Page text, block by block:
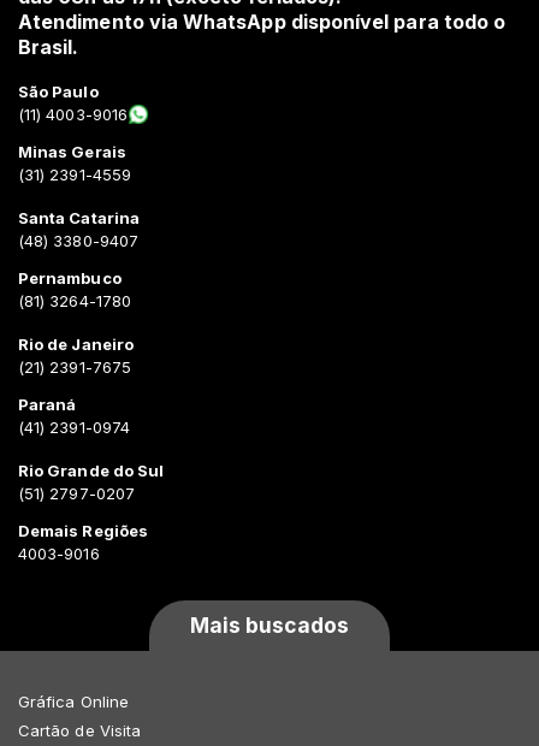
Atendimento via WhatsApp disponível para todo o
Brasil.
São Paulo
(11) 4003-9016
Minas Gerais
(31) 2391-4559
Santa Catarina
(48) 3380-9407
Pernambuco
(81) 3264-1780
Rio de Janeiro
(21) 2391-7675
Paraná
(41) 2391-0974
Rio Grande do Sul
(51) 2797-0207
Demais Regiões
4003-9016
Mais buscados
Gráfica Online
Cartão de Visita